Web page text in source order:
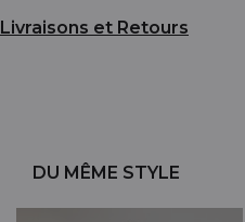
Livraisons et Retours
DU MÊME STYLE